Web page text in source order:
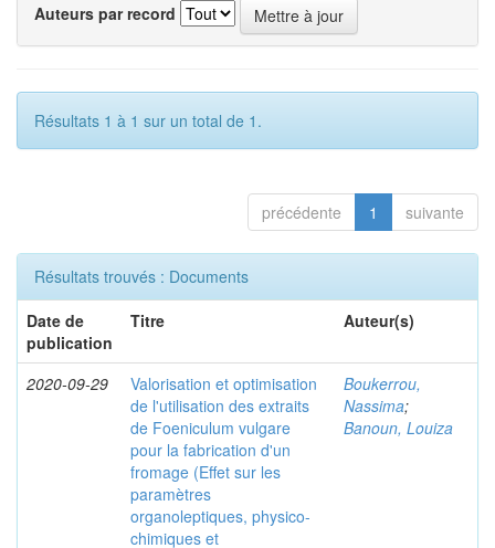
Auteurs par record
Résultats 1 à 1 sur un total de 1.
précédente 1 suivante
Résultats trouvés : Documents
Date de
publication
Titre Auteur(s)
2020-09-29
Valorisation et optimisation
de l'utilisation des extraits
de Foeniculum vulgare
pour la fabrication d'un
fromage (Effet sur les
paramètres
organoleptiques, physico-
chimiques et
Boukerrou,
Nassima;
Banoun, Louiza